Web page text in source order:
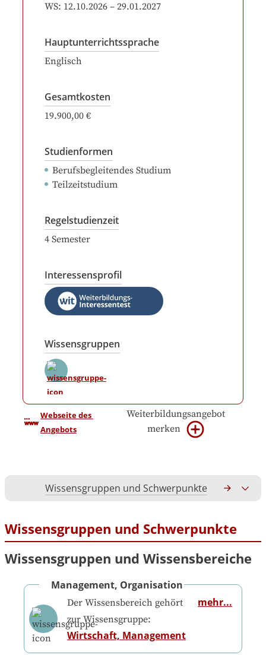
WS: 12.10.2026 – 29.01.2027
Hauptunterrichtssprache
Englisch
Gesamtkosten
19.900,00 €
Studienformen
Berufsbegleitendes Studium
Teilzeitstudium
Regelstudienzeit
4 Semester
Interessensprofil
Wissensgruppen
Webseite des
Angebots
Weiterbildungsangebot
merken
Wissensgruppen und Schwerpunkte
Wissensgruppen und Schwerpunkte
Wissensgruppen und Wissensbereiche
Management, Organisation
Der Wissensbereich gehört
zur Wissensgruppe:
Wirtschaft, Management
mehr...